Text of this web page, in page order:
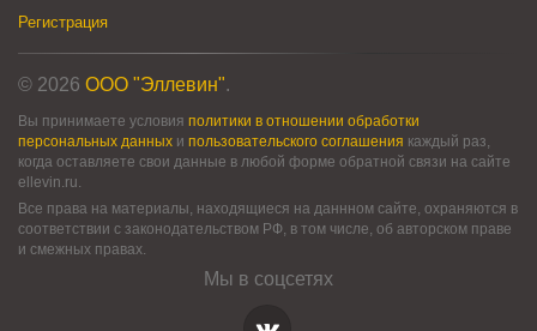
Регистрация
© 2026 ООО "Эллевин".
Вы принимаете условия политики в отношении обработки
персональных данных и пользовательского соглашения каждый раз,
когда оставляете свои данные в любой форме обратной связи на сайте
ellevin.ru.
Все права на материалы, находящиеся на даннном сайте, охраняются в
соответствии с законодательством РФ, в том числе, об авторском праве
и смежных правах.
Мы в соцсетях